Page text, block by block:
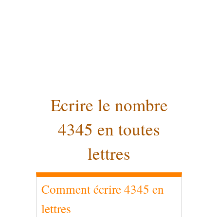
Ecrire le nombre
4345 en toutes
lettres
Comment écrire 4345 en
lettres